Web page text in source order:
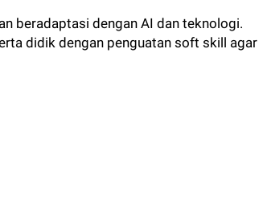
beradaptasi dengan AI dan teknologi.
didik dengan penguatan soft skill agar